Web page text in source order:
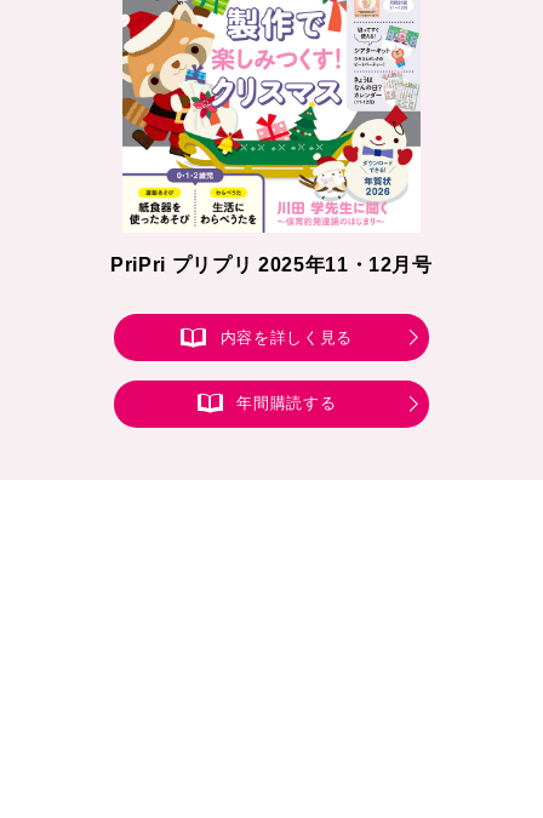
PriPri プリプリ 2025年11・12月号
内容を詳しく見る
年間購読する